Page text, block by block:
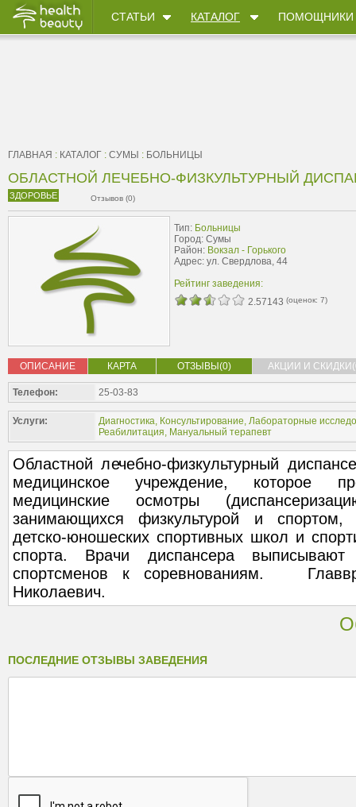
СТАТЬИ КАТАЛОГ ПОМОЩНИКИ
ГЛАВНАЯ : КАТАЛОГ : СУМЫ : БОЛЬНИЦЫ
ОБЛАСТНОЙ ЛЕЧЕБНО-ФИЗКУЛЬТУРНЫЙ
ЗДОРОВЬЕ Отзывов (0)
Тип: Больницы
Город: Сумы
Район: Вокзал - Горького
Адрес: ул. Свердлова, 44
Рейтинг заведения:
2.57143 (оценок: 7)
ОПИСАНИЕ КАРТА ОТЗЫВЫ(0) АКЦИИ И
Телефон: 25-03-83
Услуги: Диагностика, Консультирование, Лабораторные
Реабилитация, Мануальный терапевт
Областной лечебно-физкультурный
медицинское учреждение, которое
медицинские осмотры
занимающихся физкультурой и спортом,
детско-юношеских спортивных школ и
спорта. Врачи диспансера
спортсменов к соревнованиям.
Николаевич.
ПОСЛЕДНИЕ ОТЗЫВЫ ЗАВЕДЕНИЯ